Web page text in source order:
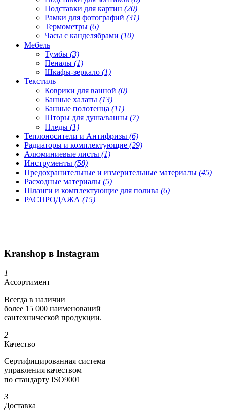
Подставки для картин (20)
Рамки для фотографий (31)
Термометры (6)
Часы с канделябрами (10)
Мебель
Тумбы (3)
Пеналы (1)
Шкафы-зеркало (1)
Текстиль
Коврики для ванной (0)
Банные халаты (13)
Банные полотенца (11)
Шторы для душа/ванны (7)
Пледы (1)
Теплоносители и Антифризы (6)
Радиаторы и комплектующие (29)
Алюминиевые листы (1)
Инструменты (58)
Предохранительные и измерительные материалы (45)
Расходные материалы (5)
Шланги и комплектующие для полива (6)
РАСПРОДАЖА (15)
Kranshop в Instagram
1
Ассортимент
Всегда в наличии
более 15 000 наименований
сантехнической продукции.
2
Качество
Сертифициро­ванная система
управления качеством
по стандарту ISO9001
3
Доставка